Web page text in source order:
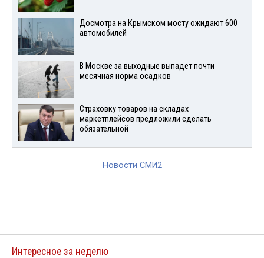
Досмотра на Крымском мосту ожидают 600
автомобилей
В Москве за выходные выпадет почти
месячная норма осадков
Страховку товаров на складах
маркетплейсов предложили сделать
обязательной
Новости СМИ2
Интересное за неделю